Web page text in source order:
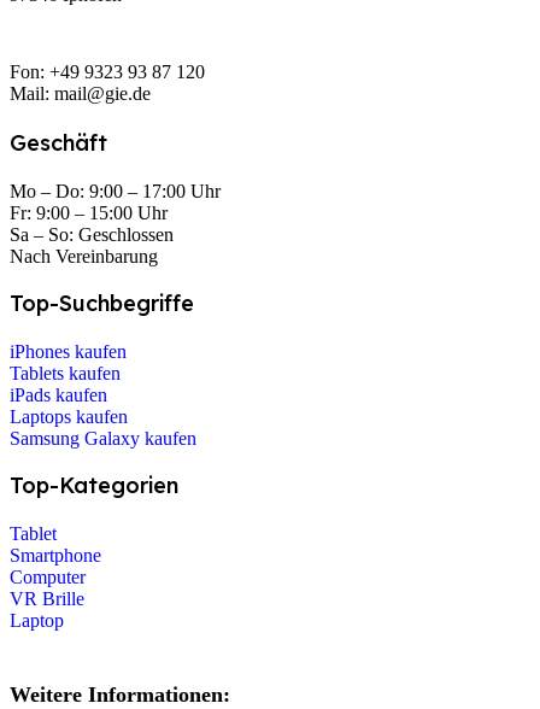
Fon: +49 9323 93 87 120
Mail: mail@gie.de
Geschäft
Mo – Do: 9:00 – 17:00 Uhr
Fr: 9:00 – 15:00 Uhr
Sa – So: Geschlossen
Nach Vereinbarung
Top-Suchbegriffe
iPhones kaufen
Tablets kaufen
iPads kaufen
Laptops kaufen
Samsung Galaxy kaufen
Top-Kategorien
Tablet
Smartphone
Computer
VR Brille
Laptop
Weitere Informationen: